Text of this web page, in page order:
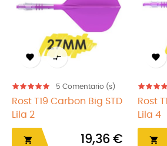
 
5 Comentario (s)
Rost T19 Carbon Big STD
Lila 2
 19,36 €

Rost
Lila 4
